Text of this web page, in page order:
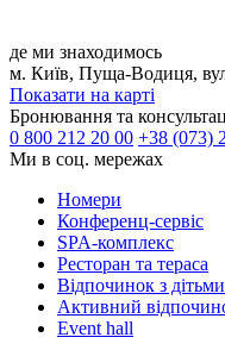
Обговоримо умови
Зв’яжіться з нашим
0 (73) 212-20-80
де ми знаходимось
м. Київ, Пуща-Водиця,
Показати на карті
Бронювання та
0 800 212 20 00 +38 (073)
Ми в соц. мережах
Номери
Конференц-сервіс
SPA-комплекс
Ресторан та тераса
Відпочинок з дітьми
Активний
Event hall